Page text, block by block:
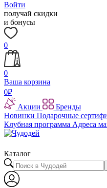
Войти
получай скидки
и бонусы
0
0
Ваша корзина
0₽
Акции
Бренды
Новинки Подарочные
Клубная программа Адреса
Каталог